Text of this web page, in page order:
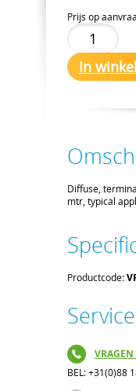
Prijs op
In
Diffuse,
mtr, typical
Productcode:
Service
BEL: +31(0)88